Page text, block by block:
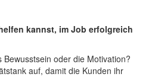
kannst, im Job erfolgreich
Bewusstsein oder die Motivation?
auf, damit die Kunden ihr